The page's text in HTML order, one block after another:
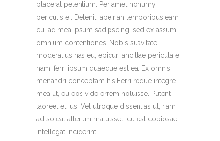
placerat petentium. Per amet nonumy
periculis ei. Deleniti apeirian temporibus eam
cu, ad mea ipsum sadipscing, sed ex assum
omnium contentiones. Nobis suavitate
moderatius has eu, epicuri ancillae pericula ei
nam, ferri ipsum quaeque est ea. Ex omnis
menandri conceptam his.Ferri reque integre
mea ut, eu eos vide errem noluisse. Putent
laoreet et ius. Vel utroque dissentias ut, nam
ad soleat alterum maluisset, cu est copiosae
intellegat inciderint.